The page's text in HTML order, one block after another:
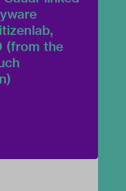
(from the